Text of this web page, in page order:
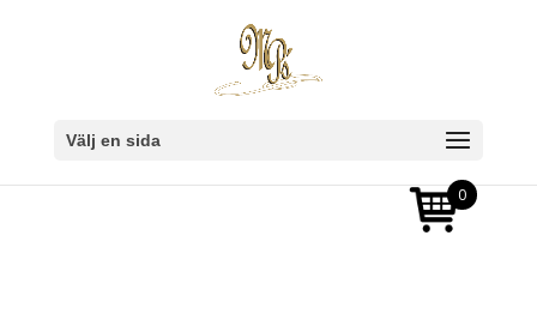
Välj en sida
0